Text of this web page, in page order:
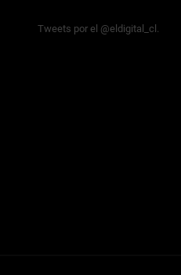
Tweets por el @eldigital_cl.